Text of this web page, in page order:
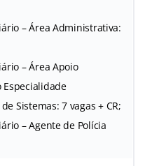
– Área Administrativa:
– Área Apoio
Especialidade
Sistemas: 7 vagas + CR;
– Agente de Polícia